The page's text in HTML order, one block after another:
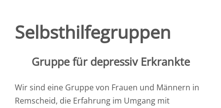
Selbsthilfegruppen
Gruppe für depressiv Erkrankte
Wir sind eine Gruppe von Frauen und Männern in
Remscheid, die Erfahrung im Umgang mit